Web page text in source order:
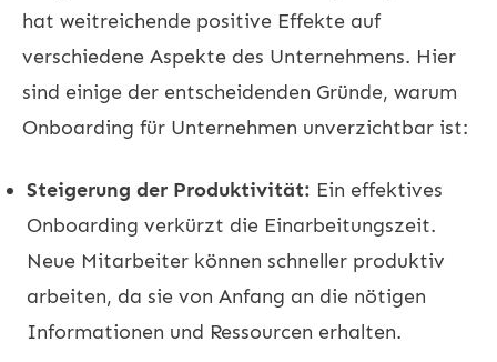
hat weitreichende positive Effekte auf
verschiedene Aspekte des Unternehmens. Hier
sind einige der entscheidenden Gründe, warum
Onboarding für Unternehmen unverzichtbar ist:
Steigerung der Produktivität: Ein effektives
Onboarding verkürzt die Einarbeitungszeit.
Neue Mitarbeiter können schneller produktiv
arbeiten, da sie von Anfang an die nötigen
Informationen und Ressourcen erhalten.